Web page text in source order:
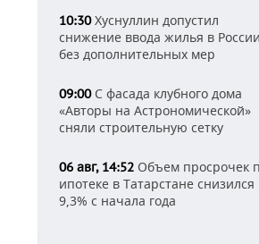
10:30Хуснуллин допустил
снижение ввода жилья в России
без дополнительных мер
09:00С фасада клубного дома
«Авторы на Астрономической»
сняли строительную сетку
06 авг, 14:52 Объем просрочек
ипотеке в Татарстане снизился
9,3% с начала года